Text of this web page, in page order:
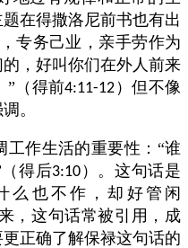
在得撒洛尼前书也有出
专务己业，亲手劳作为
，好叫你们在外人前来
”（得前4:11-12 ）但不像
。
工作生活的重要性：“谁
得后3:10 ）。这句话是
么也不作，却好管闲
，这句话常被引用，成
正确了解保禄这句话的